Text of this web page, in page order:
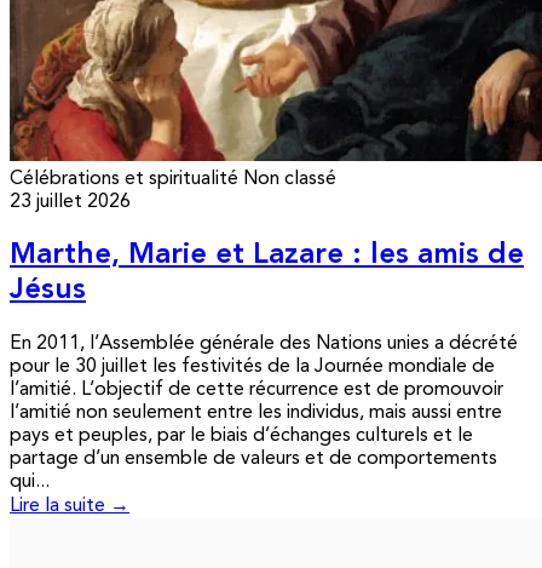
Célébrations et spiritualité Non classé
23 juillet 2026
Marthe, Marie et Lazare : les amis de
Jésus
En 2011, l’Assemblée générale des Nations unies a décrété
pour le 30 juillet les festivités de la Journée mondiale de
l’amitié. L’objectif de cette récurrence est de promouvoir
l’amitié non seulement entre les individus, mais aussi entre
pays et peuples, par le biais d’échanges culturels et le
partage d’un ensemble de valeurs et de comportements
qui...
Lire la suite →